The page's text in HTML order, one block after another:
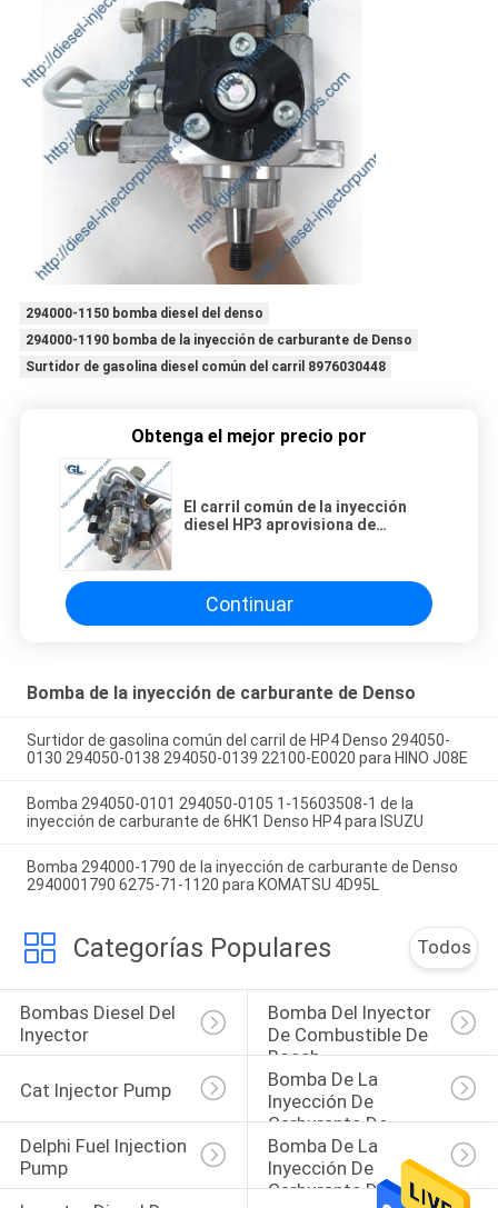
294000-1150 bomba diesel del denso
294000-1190 bomba de la inyección de carburante de Denso
Surtidor de gasolina diesel común del carril 8976030448
Obtenga el mejor precio por
El carril común de la inyección
diesel HP3 aprovisiona de
FAW
Continuar
Bomba de la inyección de carburante de Denso
Surtidor de gasolina común del carril de HP4 Denso 294050-
0130 294050-0138 294050-0139 22100-E0020 para HINO J08E
Bomba 294050-0101 294050-0105 1-15603508-1 de la
inyección de carburante de 6HK1 Denso HP4 para ISUZU
Bomba 294000-1790 de la inyección de carburante de Denso
2940001790 6275-71-1120 para KOMATSU 4D95L
Categorías Populares Todos
Bombas Diesel Del
Inyector
Bomba Del Inyector
De Combustible De
Bosch
Cat Injector Pump
Bomba De La
Inyección De
Carburante De
Denso
Delphi Fuel Injection
Pump
Bomba De La
Inyección De
Carburante De